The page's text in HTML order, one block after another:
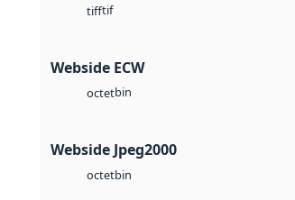
tifftif
Webside ECW
octetbin
Webside Jpeg2000
octetbin